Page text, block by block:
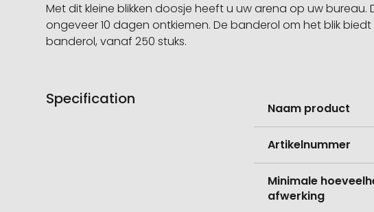
Met dit kleine blikken doosje heeft u uw arena op uw
ongeveer 10 dagen ontkiemen. De banderol om het blik
banderol, vanaf 250 stuks.
Specification
informatie
Naam product
Artikelnummer
Minimale
afwerking